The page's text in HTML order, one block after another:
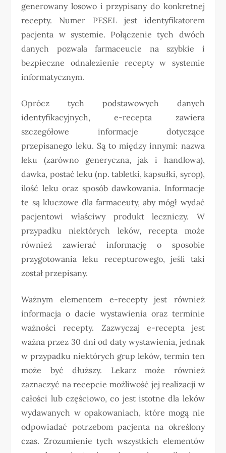
generowany losowo i przypisany do konkretnej
recepty. Numer PESEL jest identyfikatorem
pacjenta w systemie. Połączenie tych dwóch
danych pozwala farmaceucie na szybkie i
bezpieczne odnalezienie recepty w systemie
informatycznym.
Oprócz tych podstawowych danych
identyfikacyjnych, e-recepta zawiera
szczegółowe informacje dotyczące
przepisanego leku. Są to między innymi: nazwa
leku (zarówno generyczna, jak i handlowa),
dawka, postać leku (np. tabletki, kapsułki, syrop),
ilość leku oraz sposób dawkowania. Informacje
te są kluczowe dla farmaceuty, aby mógł wydać
pacjentowi właściwy produkt leczniczy. W
przypadku niektórych leków, recepta może
również zawierać informację o sposobie
przygotowania leku recepturowego, jeśli taki
został przepisany.
Ważnym elementem e-recepty jest również
informacja o dacie wystawienia oraz terminie
ważności recepty. Zazwyczaj e-recepta jest
ważna przez 30 dni od daty wystawienia, jednak
w przypadku niektórych grup leków, termin ten
może być dłuższy. Lekarz może również
zaznaczyć na recepcie możliwość jej realizacji w
całości lub częściowo, co jest istotne dla leków
wydawanych w opakowaniach, które mogą nie
odpowiadać potrzebom pacjenta na określony
czas. Zrozumienie tych wszystkich elementów